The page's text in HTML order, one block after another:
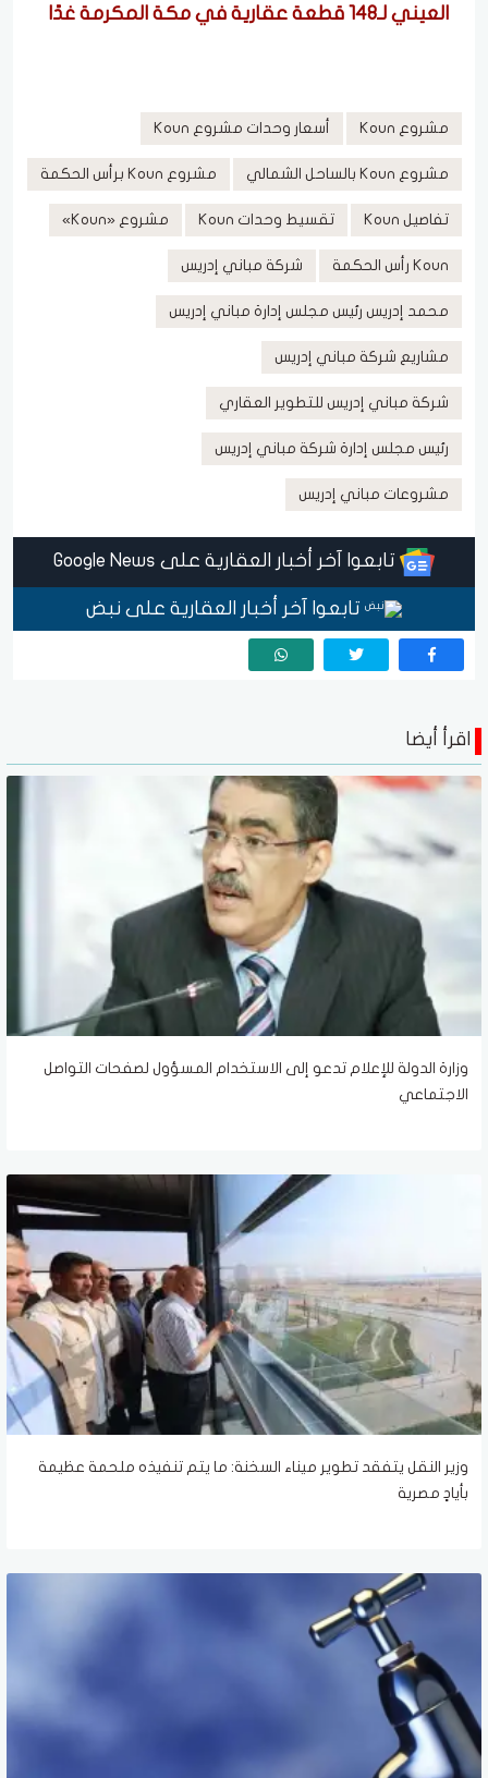
العيني لـ148 قطعة عقارية في مكة المكرمة غدًا
مشروع Koun أسعار وحدات مشروع Koun
مشروع Koun بالساحل الشمالي مشروع Koun برأس الحكمة
تفاصيل Koun تقسيط وحدات Koun مشروع «Koun»
Koun رأس الحكمة شركة مباني إدريس
محمد إدريس رئيس مجلس إدارة مباني إدريس
مشاريع شركة مباني إدريس
شركة مباني إدريس للتطوير العقاري
رئيس مجلس إدارة شركة مباني إدريس
مشروعات مباني إدريس
تابعوا آخر أخبار العقارية على Google News
تابعوا آخر أخبار العقارية على نبض
اقرأ أيضا
وزارة الدولة للإعلام تدعو إلى الاستخدام المسؤول لصفحات التواصل
الاجتماعي
وزير النقل يتفقد تطوير ميناء السخنة: ما يتم تنفيذه ملحمة عظيمة
بأيادٍ مصرية